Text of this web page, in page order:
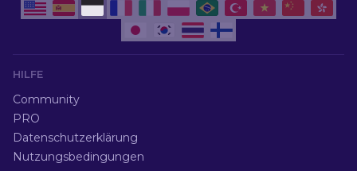
HILFE
Community
PRO
Datenschutzerklärung
Nutzungsbedingungen